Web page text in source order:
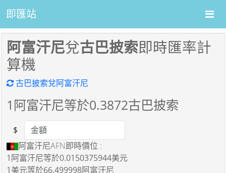
即匯站
阿富汗尼兌古巴披索即時匯率計
算機
古巴披索兌阿富汗尼
1 阿富汗尼等於0.3872古巴披索
Amount
$
阿富汗尼AFN即時價位 :
1阿富汗尼等於0.0150375944美元
1美元等於66.499998阿富汗尼